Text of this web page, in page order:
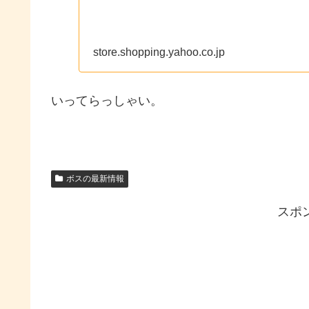
store.shopping.yahoo.co.jp
いってらっしゃい。
ボスの最新情報
スポ